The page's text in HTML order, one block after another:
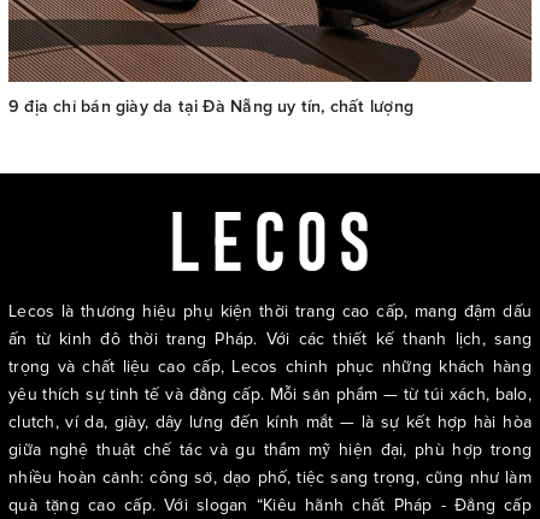
9 địa chỉ bán giày da tại Đà Nẵng uy tín, chất lượng
Lecos là thương hiệu phụ kiện thời trang cao cấp, mang đậm dấu
ấn từ kinh đô thời trang Pháp. Với các thiết kế thanh lịch, sang
trọng và chất liệu cao cấp, Lecos chinh phục những khách hàng
yêu thích sự tinh tế và đẳng cấp. Mỗi sản phẩm — từ túi xách, balo,
clutch, ví da, giày, dây lưng đến kính mắt — là sự kết hợp hài hòa
giữa nghệ thuật chế tác và gu thẩm mỹ hiện đại, phù hợp trong
nhiều hoàn cảnh: công sở, dạo phố, tiệc sang trọng, cũng như làm
quà tặng cao cấp. Với slogan “Kiêu hãnh chất Pháp - Đẳng cấp